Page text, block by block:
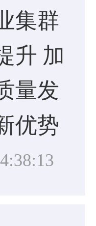
集群
升 加
量发
优势